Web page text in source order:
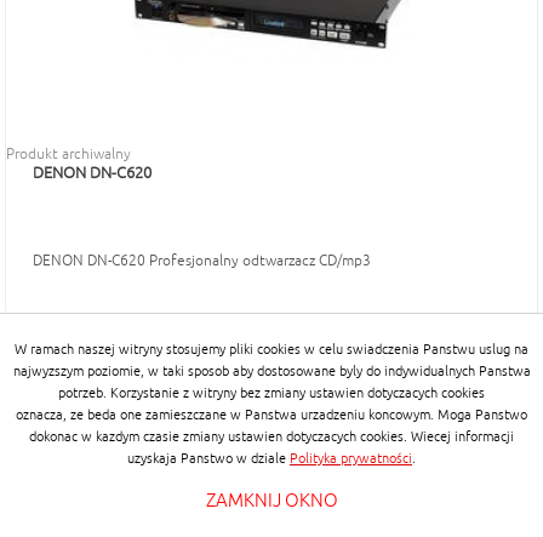
Produkt archiwalny
DENON DN-C620
DENON DN-C620 Profesjonalny odtwarzacz CD/mp3
W ramach naszej witryny stosujemy pliki cookies w celu swiadczenia Panstwu uslug na
najwyzszym poziomie, w taki sposob aby dostosowane byly do indywidualnych Panstwa
potrzeb. Korzystanie z witryny bez zmiany ustawien dotyczacych cookies
oznacza, ze beda one zamieszczane w Panstwa urzadzeniu koncowym. Moga Panstwo
dokonac w kazdym czasie zmiany ustawien dotyczacych cookies. Wiecej informacji
uzyskaja Panstwo w dziale Polityka prywatności.
ZAMKNIJ OKNO